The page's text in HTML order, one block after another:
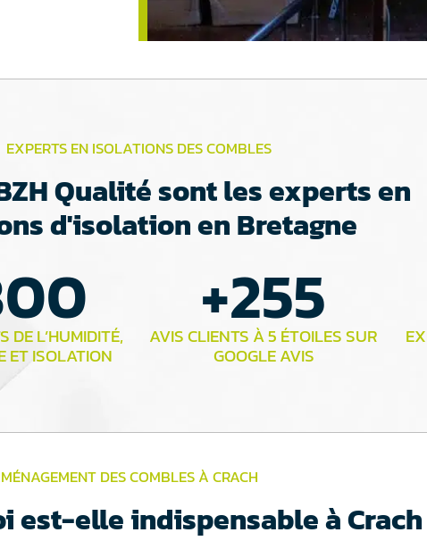
EXPERTS EN ISOLATIONS DES COMBLES
Qualité sont les experts en
d'isolation en Bretagne
DE L’HUMIDITÉ,
ET ISOLATION
AVIS CLIENTS À 5 ÉTOILES SUR
GOOGLE AVIS
+255
DES COMBLESÀ CRACH
est-elle indispensable à Crach